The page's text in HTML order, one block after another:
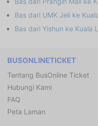
Bas dari UMK Jeli ke
Bas dari Yishun ke Kuala
BUSONLINETICKET
Tentang BusOnline Ticket
Hubungi Kami
FAQ
Peta Laman